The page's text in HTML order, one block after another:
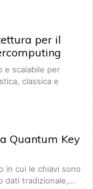
per il
e scalabile per
classica e
Quantum Key
in cui le chiavi sono
dati tradizionale,…